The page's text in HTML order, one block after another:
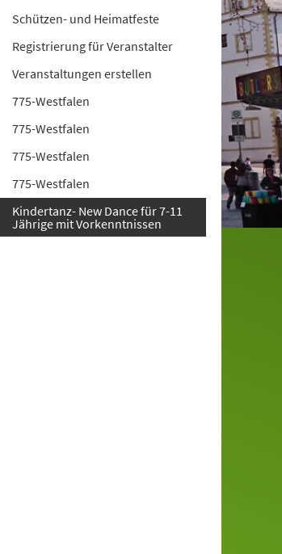
Schützen- und Heimatfeste
Registrierung für Veranstalter
Veranstaltungen erstellen
775-Westfalen
775-Westfalen
775-Westfalen
775-Westfalen
Kindertanz- New Dance für 7-11
Jährige mit Vorkenntnissen